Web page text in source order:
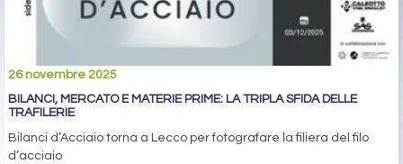
26 novembre 2025
BILANCI, MERCATO E MATERIE PRIME: LA TRIPLA SFIDA DELLE
TRAFILERIE
Bilanci d’Acciaio torna a Lecco per fotografare la filiera del filo
d’acciaio